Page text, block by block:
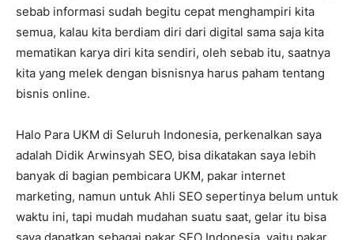
sebab informasi sudah begitu cepat menghampiri kita
semua, kalau kita berdiam diri dari digital sama saja kita
mematikan karya diri kita sendiri, oleh sebab itu, saatnya
kita yang melek dengan bisnisnya harus paham tentang
bisnis online.
Halo Para UKM di Seluruh Indonesia, perkenalkan saya
adalah Didik Arwinsyah SEO, bisa dikatakan saya lebih
banyak di bagian pembicara UKM, pakar internet
marketing, namun untuk Ahli SEO sepertinya belum untuk
waktu ini, tapi mudah mudahan suatu saat, gelar itu bisa